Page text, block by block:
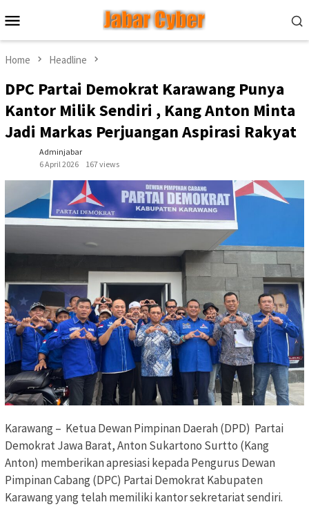
to
contentMenu
Home Headline
DPC Partai Demokrat Karawang Punya
Kantor Milik Sendiri , Kang Anton Minta
Jadi Markas Perjuangan Aspirasi Rakyat
Adminjabar
6 April 2026
167 views
Karawang – Ketua Dewan Pimpinan Daerah (DPD) Partai
Demokrat Jawa Barat, Anton Sukartono Surtto (Kang
Anton) memberikan apresiasi kepada Pengurus Dewan
Pimpinan Cabang (DPC) Partai Demokrat Kabupaten
Karawang yang telah memiliki kantor sekretariat sendiri.